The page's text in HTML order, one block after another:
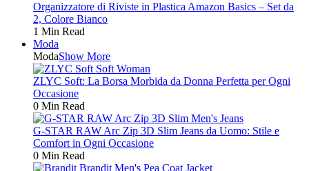
Organizzatore di Riviste in Plastica Amazon Basics – Set da
2, Colore Bianco
1 Min Read
Moda
ModaShow More
ZLYC Soft: La Borsa Morbida da Donna Perfetta per Ogni
Occasione
0 Min Read
G-STAR RAW Arc Zip 3D Slim Jeans da Uomo: Stile e
Comfort in Ogni Occasione
0 Min Read